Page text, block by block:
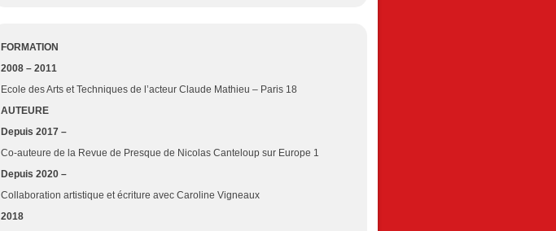
FORMATION
2008 – 2011
Ecole des Arts et Techniques de l’acteur Claude Mathieu – Paris 18
AUTEURE
Depuis 2017 –
Co-auteure de la Revue de Presque de Nicolas Canteloup sur Europe 1
Depuis 2020 –
Collaboration artistique et écriture avec Caroline Vigneaux
2018